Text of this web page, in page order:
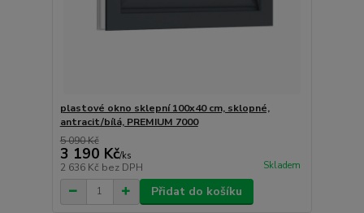
plastové okno sklepní 100x40 cm, sklopné,
antracit/bílá, PREMIUM 7000
5 090 Kč
3 190 Kč/ks
2 636 Kč bez DPH Skladem
Přidat do košíku